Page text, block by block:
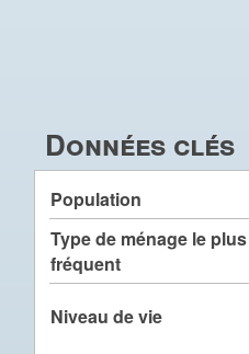
Données clés
Population
Type de ménage le plus
fréquent
Niveau de vie